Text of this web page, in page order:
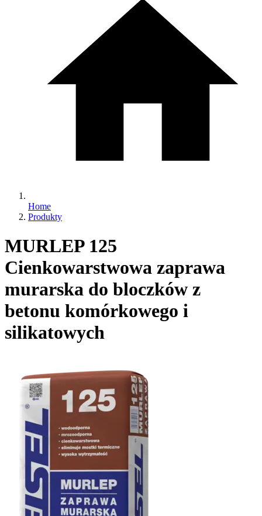
Home
Produkty
MURLEP 125
Cienkowarstwowa zaprawa
murarska do bloczków z
betonu komórkowego i
silikatowych